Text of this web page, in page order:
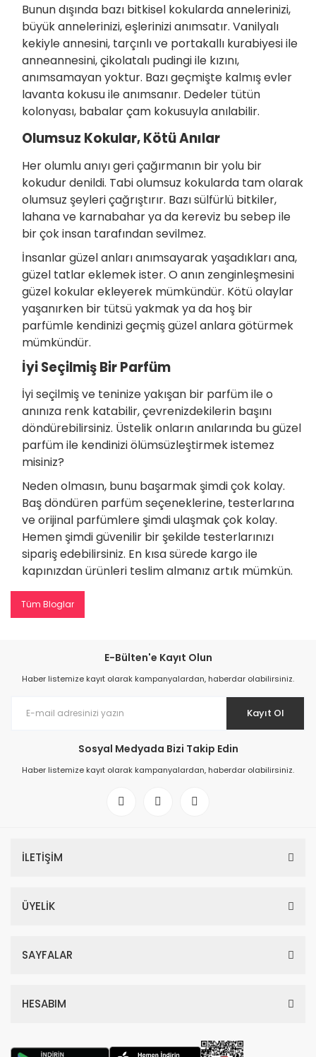
Bunun dışında bazı bitkisel kokularda annelerinizi,
büyük annelerinizi, eşlerinizi anımsatır. Vanilyalı
kekiyle annesini, tarçınlı ve portakallı kurabiyesi ile
anneannesini, çikolatalı pudingi ile kızını,
anımsamayan yoktur. Bazı geçmişte kalmış evler
lavanta kokusu ile anımsanır. Dedeler tütün
kolonyası, babalar çam kokusuyla anılabilir.
Olumsuz Kokular, Kötü Anılar
Her olumlu anıyı geri çağırmanın bir yolu bir
kokudur denildi. Tabi olumsuz kokularda tam olarak
olumsuz şeyleri çağrıştırır. Bazı sülfürlü bitkiler,
lahana ve karnabahar ya da kereviz bu sebep ile
bir çok insan tarafından sevilmez.
İnsanlar güzel anları anımsayarak yaşadıkları ana,
güzel tatlar eklemek ister. O anın zenginleşmesini
güzel kokular ekleyerek mümkündür. Kötü olaylar
yaşanırken bir tütsü yakmak ya da hoş bir
parfümle kendinizi geçmiş güzel anlara götürmek
mümkündür.
İyi Seçilmiş Bir Parfüm
İyi seçilmiş ve teninize yakışan bir parfüm ile o
anınıza renk katabilir, çevrenizdekilerin başını
döndürebilirsiniz. Üstelik onların anılarında bu güzel
parfüm ile kendinizi ölümsüzleştirmek istemez
misiniz?
Neden olmasın, bunu başarmak şimdi çok kolay.
Baş döndüren parfüm seçeneklerine, testerlarına
ve orijinal parfümlere şimdi ulaşmak çok kolay.
Hemen şimdi güvenilir bir şekilde testerlarınızı
sipariş edebilirsiniz. En kısa sürede kargo ile
kapınızdan ürünleri teslim almanız artık mümkün.
Tüm Bloglar
E-Bülten'e Kayıt Olun
Haber listemize kayıt olarak kampanyalardan, haberdar olabilirsiniz.
Kayıt Ol
Sosyal Medyada Bizi Takip Edin
Haber listemize kayıt olarak kampanyalardan, haberdar olabilirsiniz.
İLETİŞİM
ÜYELİK
SAYFALAR
HESABIM